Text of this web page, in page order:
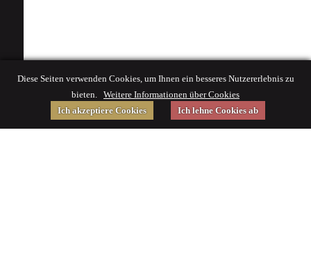
Diese Seiten verwenden Cookies, um Ihnen ein besseres Nutzererlebnis zu
bieten. Weitere Informationen über Cookies
Ich akzeptiere Cookies
Ich lehne Cookies ab